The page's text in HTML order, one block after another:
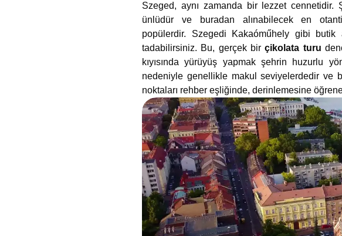
Szeged, aynı zamanda bir lezzet cennetidir.
ünlüdür ve buradan alınabilecek en
popülerdir. Szegedi Kakaóműhely gibi butik
tadabilirsiniz. Bu, gerçek birçikolata turu
kıyısında yürüyüş yapmak şehrin huzurlu
nedeniyle genellikle makul seviyelerdedir ve
noktaları rehber eşliğinde, derinlemesine